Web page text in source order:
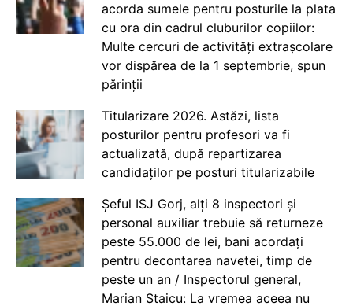
acorda sumele pentru posturile la plata
cu ora din cadrul cluburilor copiilor:
Multe cercuri de activități extrașcolare
vor dispărea de la 1 septembrie, spun
părinții
Titularizare 2026. Astăzi, lista
posturilor pentru profesori va fi
actualizată, după repartizarea
candidaților pe posturi titularizabile
Șeful ISJ Gorj, alți 8 inspectori și
personal auxiliar trebuie să returneze
peste 55.000 de lei, bani acordați
pentru decontarea navetei, timp de
peste un an / Inspectorul general,
Marian Staicu: La vremea aceea nu